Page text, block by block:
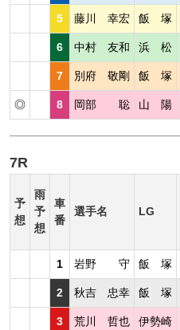
5 藤川 幸宏 飯 塚
6 中村 友和 浜 松
7 別府 敬剛 飯 塚
◎ 8 岡部 聡 山 陽
7R
予
想
雨
予
想
車
番
選手名 LG
1 岩野 守 飯 塚
2 秋吉 忠幸 飯 塚
3 荒川 哲也 伊勢崎